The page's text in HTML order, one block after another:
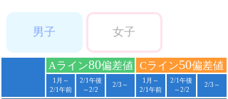
男子 女子
Aライン80偏差値 Cライン50偏差値
1月～
2/1午前
2/1午後
～2/2
2/3～
1月～
2/1午前
2/1午後
～2/2
2/3～